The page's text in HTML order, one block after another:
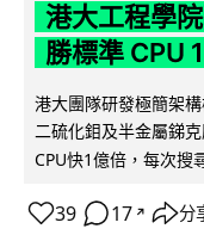
港大工程學
勝標準 CPU
港大團隊研發極簡架
二硫化鉬及半金屬銻
CPU快1億倍，每次搜
39 17 ↗ 分